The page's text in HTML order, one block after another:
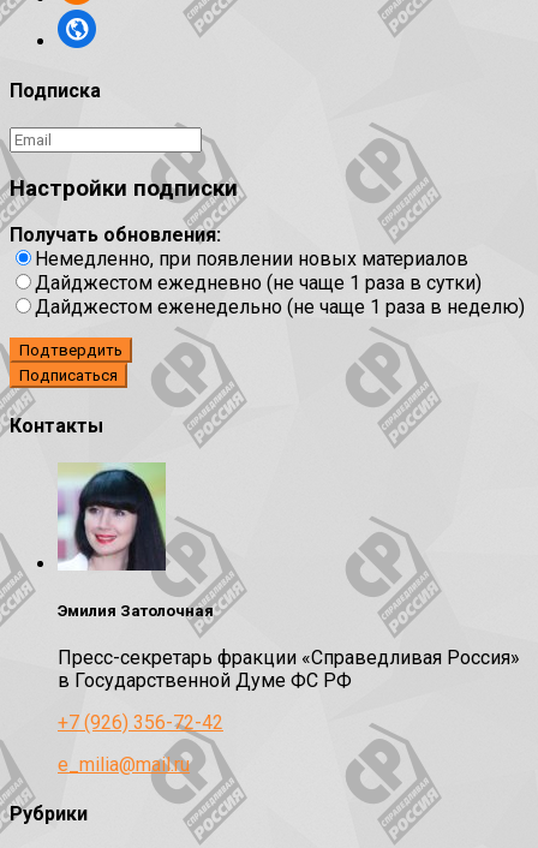
Подписка
Настройки подписки
Получать обновления:
Немедленно, при появлении новых материалов
Дайджестом ежедневно (не чаще 1 раза в сутки)
Дайджестом еженедельно (не чаще 1 раза в неделю)
Подтвердить
Контакты
Эмилия Затолочная
Пресс-секретарь фракции «Справедливая Россия»
в Государственной Думе ФС РФ
+7 (926) 356-72-42
e_milia@mail.ru
Рубрики